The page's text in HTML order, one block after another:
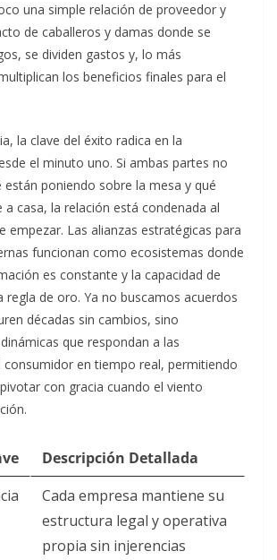
una simple relación de proveedor y
de caballeros y damas donde se
se dividen gastos y, lo más
los beneficios finales para el
la clave del éxito radica en la
el minuto uno. Si ambas partes no
están poniendo sobre la mesa y qué
a casa, la relación está condenada al
empezar. Las alianzas estratégicas para
funcionan como ecosistemas donde
es constante y la capacidad de
regla de oro. Ya no buscamos acuerdos
décadas sin cambios, sino
que respondan a las
consumidor en tiempo real, permitiendo
con gracia cuando el viento
Descripción Detallada
Cada empresa mantiene su
estructura legal y operativa
propia sin injerencias